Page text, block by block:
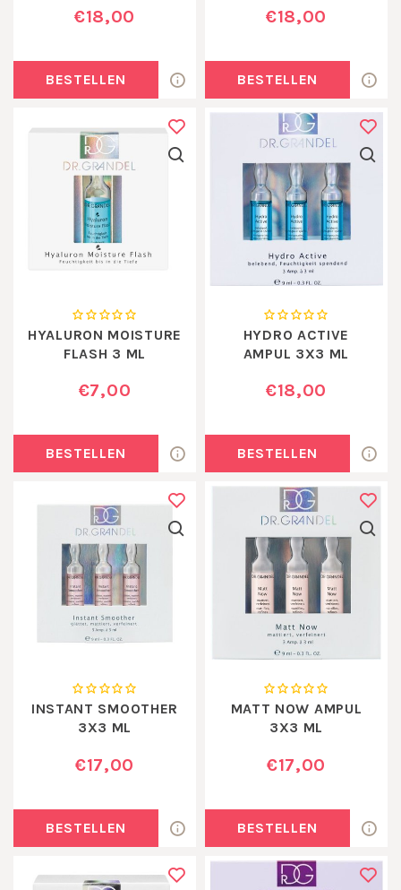
€18,00
BESTELLEN
€18,00
BESTELLEN
HYALURON MOISTURE
FLASH 3 ML
€7,00
BESTELLEN
HYDRO ACTIVE
AMPUL 3X3 ML
€18,00
BESTELLEN
INSTANT SMOOTHER
3X3 ML
€17,00
BESTELLEN
MATT NOW AMPUL
3X3 ML
€17,00
BESTELLEN